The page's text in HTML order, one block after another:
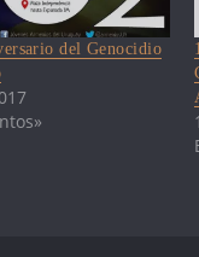
del Genocidio